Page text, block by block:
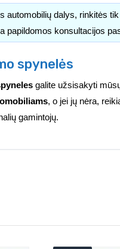
automobilių dalys, rinkitės
papildomos konsultacijos
spynelės
galite užsisakyti
, o jei jų nėra,
gamintojų.